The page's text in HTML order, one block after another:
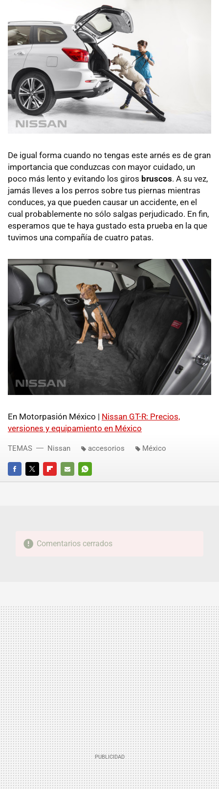
De igual forma cuando no tengas este arnés es de gran
importancia que conduzcas con mayor cuidado, un
poco más lento y evitando los giros bruscos. A su vez,
jamás lleves a los perros sobre tus piernas mientras
conduces, ya que pueden causar un accidente, en el
cual probablemente no sólo salgas perjudicado. En fin,
esperamos que te haya gustado esta prueba en la que
tuvimos una compañía de cuatro patas.
En Motorpasión México | Nissan GT-R: Precios,
versiones y equipamiento en México
FACEBOOKTWITTERFLIPBOARD
E-
WHATSAPP
TEMAS Nissan accesorios México
Comentarios cerrados